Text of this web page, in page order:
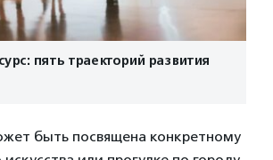
пять траекторий развития
быть посвящена конкретному